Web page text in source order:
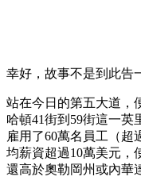
幸好，故事不是到此告
站在今日的第五大道，
哈頓41街到59街這一
雇用了60萬名員工（超
均薪資超過10萬美元，
還高於奧勒岡州或內華